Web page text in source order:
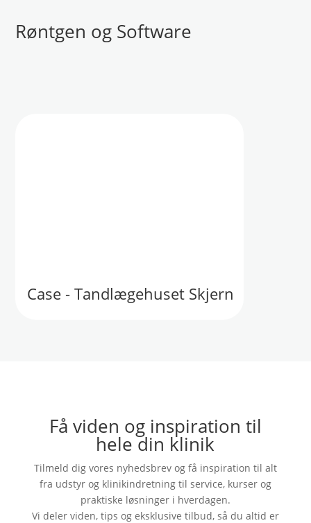
Røntgen og Software
Case - Tandlægehuset Skjern
Få viden og inspiration til
hele din klinik
Tilmeld dig vores nyhedsbrev og få inspiration til alt
fra udstyr og klinikindretning til service, kurser og
praktiske løsninger i hverdagen.
Vi deler viden, tips og eksklusive tilbud, så du altid er